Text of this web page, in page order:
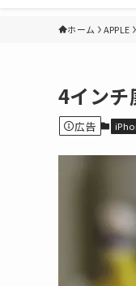
ホーム APPLE
4イン
広告